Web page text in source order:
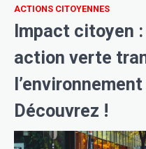
ACTIONS CITOYENNES
Impact citoyen
action verte
Découvrez !